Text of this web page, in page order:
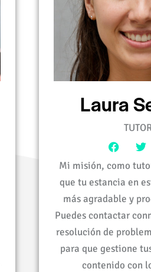
Laura
Mi misión, como
que tu estancia en
más agradable y
Puedes contactar
resolución de
para que gestione
contenido con